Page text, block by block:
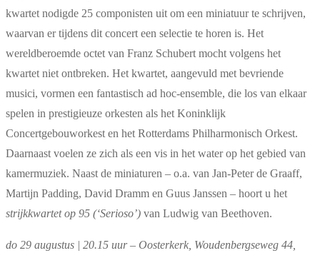
kwartet nodigde 25 componisten uit om een miniatuur te schrijven,
waarvan er tijdens dit concert een selectie te horen is. Het
wereldberoemde octet van Franz Schubert mocht volgens het
kwartet niet ontbreken. Het kwartet, aangevuld met bevriende
musici, vormen een fantastisch ad hoc-ensemble, die los van elkaar
spelen in prestigieuze orkesten als het Koninklijk
Concertgebouworkest en het Rotterdams Philharmonisch Orkest.
Daarnaast voelen ze zich als een vis in het water op het gebied van
kamermuziek. Naast de miniaturen – o.a. van Jan-Peter de Graaff,
Martijn Padding, David Dramm en Guus Janssen – hoort u het
strijkkwartet op 95 (‘Serioso’) van Ludwig van Beethoven.
do 29 augustus | 20.15 uur – Oosterkerk, Woudenbergseweg 44,